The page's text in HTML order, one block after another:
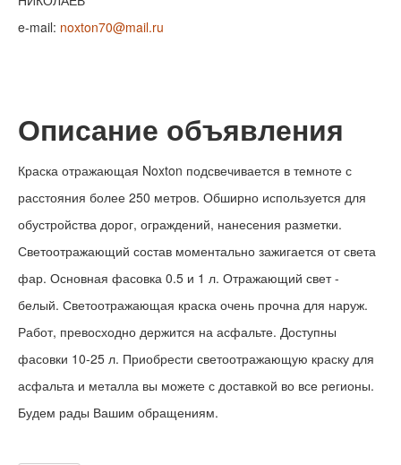
e-mail: noxton70@mail.ru
Описание объявления
Краска отражающая Noxton подсвечивается в темноте с
расстояния более 250 метров. Обширно используется для
обустройства дорог, ограждений, нанесения разметки.
Светоотражающий состав моментально зажигается от света
фар. Основная фасовка 0.5 и 1 л. Отражающий свет -
белый. Светоотражающая краска очень прочна для наруж.
Работ, превосходно держится на асфальте. Доступны
фасовки 10-25 л. Приобрести светоотражающую краску для
асфальта и металла вы можете с доставкой во все регионы.
Будем рады Вашим обращениям.